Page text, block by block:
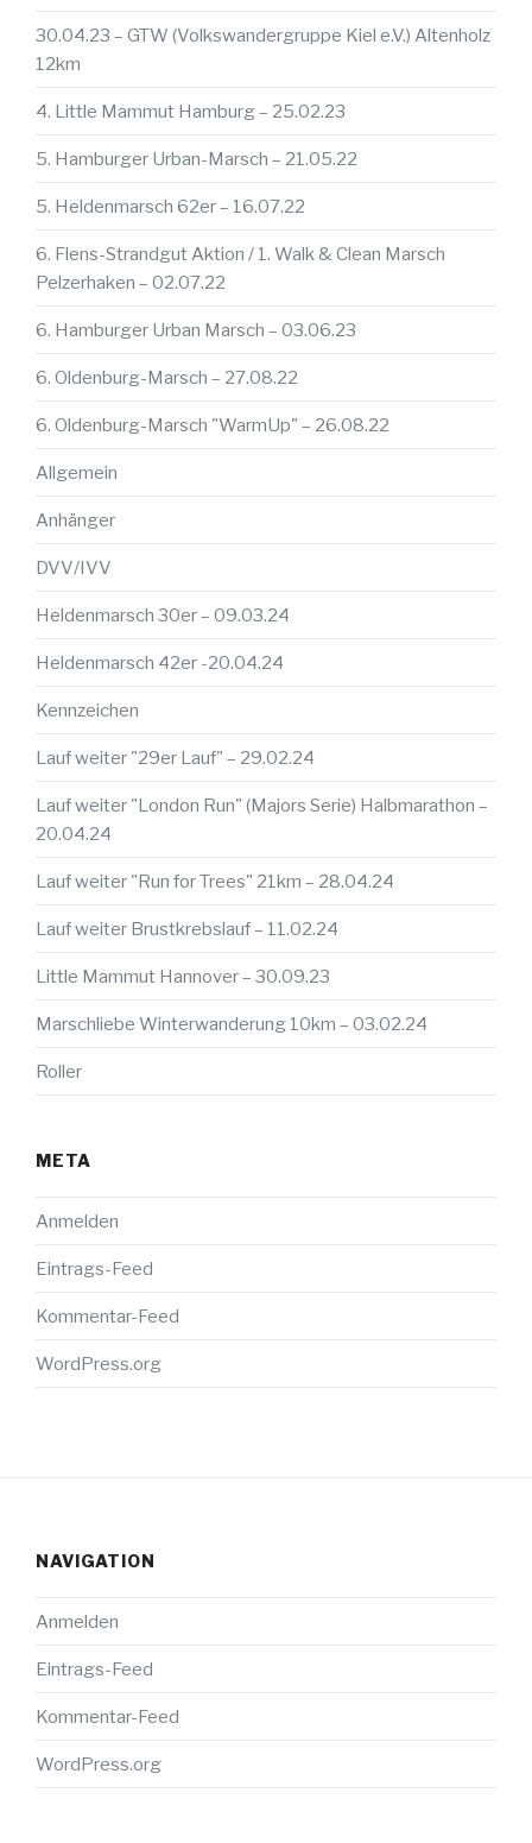
30.04.23 – GTW (Volkswandergruppe Kiel e.V.) Altenholz
12km
4. Little Mammut Hamburg – 25.02.23
5. Hamburger Urban-Marsch – 21.05.22
5. Heldenmarsch 62er – 16.07.22
6. Flens-Strandgut Aktion / 1. Walk & Clean Marsch
Pelzerhaken – 02.07.22
6. Hamburger Urban Marsch – 03.06.23
6. Oldenburg-Marsch – 27.08.22
6. Oldenburg-Marsch "WarmUp" – 26.08.22
Allgemein
Anhänger
DVV/IVV
Heldenmarsch 30er – 09.03.24
Heldenmarsch 42er -20.04.24
Kennzeichen
Lauf weiter "29er Lauf" – 29.02.24
Lauf weiter "London Run" (Majors Serie) Halbmarathon –
20.04.24
Lauf weiter "Run for Trees" 21km – 28.04.24
Lauf weiter Brustkrebslauf – 11.02.24
Little Mammut Hannover – 30.09.23
Marschliebe Winterwanderung 10km – 03.02.24
Roller
META
Anmelden
Eintrags-Feed
Kommentar-Feed
WordPress.org
NAVIGATION
Anmelden
Eintrags-Feed
Kommentar-Feed
WordPress.org